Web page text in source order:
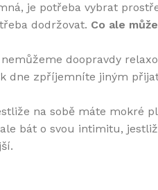
je potřeba vybrat
dodržovat. Co ale
doopravdy
dne zpříjemníte jiným
na sobě máte mokré
bát o svou intimitu,